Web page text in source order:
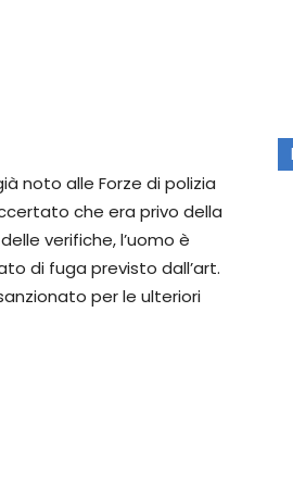
noto alle Forze di polizia
che era privo della
verifiche, l’uomo è
di fuga previsto dall’art.
per le ulteriori